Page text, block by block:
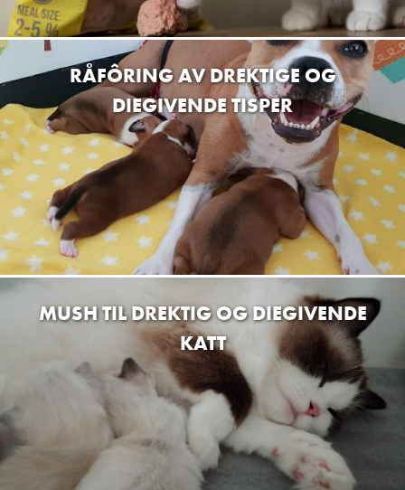
RÅFÔRING AV DREKTIGE OG
DIEGIVENDE TISPER
MUSH TIL DREKTIG OG DIEGIVENDE
KATT